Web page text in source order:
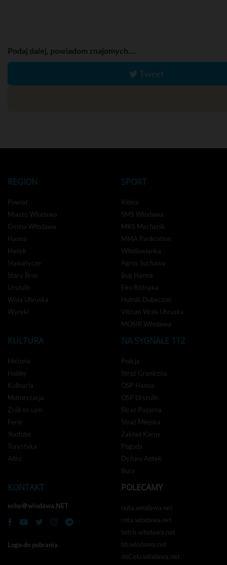
Podaj dalej, powiadom znajomych....
Tweet
REGION
Powiat
Miasto Włodawa
Gmina Włodawa
Hanna
Hańsk
Sławatycze
Stary Brus
Urszulin
Wola Uhruska
Wyryki
SPORT
Kibice
SMS Włodawa
MKS Mechanik
MMA Pankration
Włodawianka
Agros Suchawa
Bug Hanna
Eko Różnaka
Hutnik Dubeczno
Vitrum Wola Uhruska
MOSIR Włodawa
KULTURA
Historia
Hobby
Kulinaria
Motoryzacja
Zrób to sam
Ferie
Youtube
Turystyka
Afisz
NA SYGNALE 112
Policja
Straż Graniczna
OSP Hanna
OSP Urszulin
Straż Pożarna
Straż Miejska
Zakład Karny
Pogoda
Dyżury Aptek
Busy
KONTAKT
echo＠wlodawa.NET
Logo do pobrania
POLECAMY
nuta.wlodawa.net
rota.wlodawa.net
tetris.wlodawa.net
bb.wlodawa.net
doCelu.wlodawa.net